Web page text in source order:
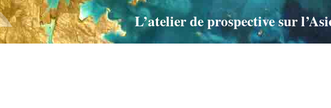
L’atelier de prospective sur